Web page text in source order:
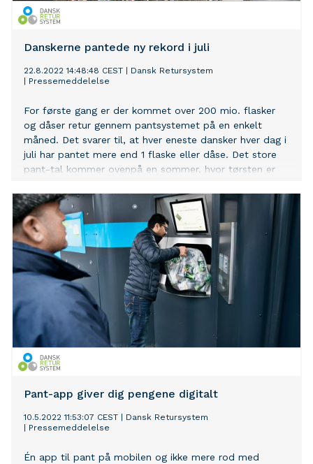
Danskerne pantede ny rekord i juli
22.8.2022 14:48:48 CEST
Dansk Retursystem
Pressemeddelelse
For første gang er der kommet over 200 mio. flasker
og dåser retur gennem pantsystemet på en enkelt
måned. Det svarer til, at hver eneste dansker hver dag i
juli har pantet mere end 1 flaske eller dåse. Det store
pant-tal kommer ovenpå en sommer, hvor tørsten er
er pantet bagefter.
Pant-app giver dig pengene digitalt
10.5.2022 11:53:07 CEST
Dansk Retursystem
Pressemeddelelse
Én app til pant på mobilen og ikke mere rod med